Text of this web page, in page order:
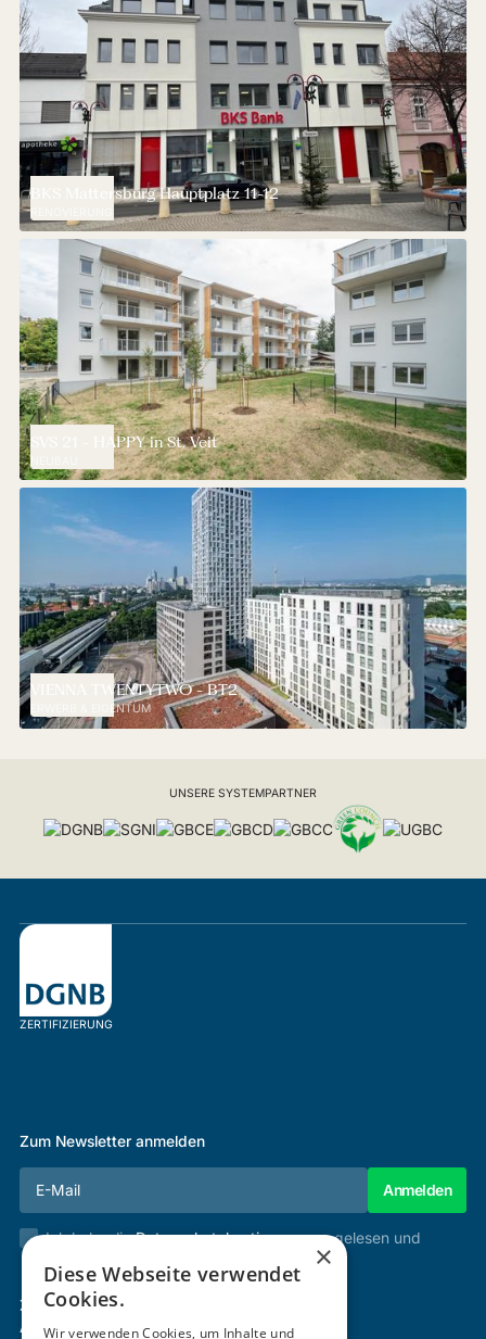
BKS Mattersburg Hauptplatz 11-12
SVS 21 - HAPPY in St. Veit
VIENNA TWENTYTWO - BT2
ERWERB & EIGENTUM
UNSERE SYSTEMPARTNER
ZERTIFIZIERUNG
Zum Newsletter anmelden
Ich habe dieDatenschutzbestimmungengelesen und
Zertifizierung & Verifikation
Akademie
×
Diese Webseite verwendet
Cookies.
Wir verwenden Cookies, um Inhalte und